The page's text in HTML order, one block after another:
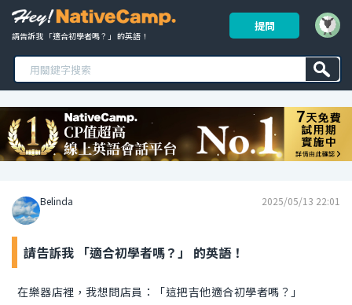
請告訴我 「適合初學者嗎？」 的英語！
提問
Belinda 2025/05/13 22:01
請告訴我 「適合初學者嗎？」 的英語！
在樂器店裡，我想問店員：「這把吉他適合初學者嗎？」